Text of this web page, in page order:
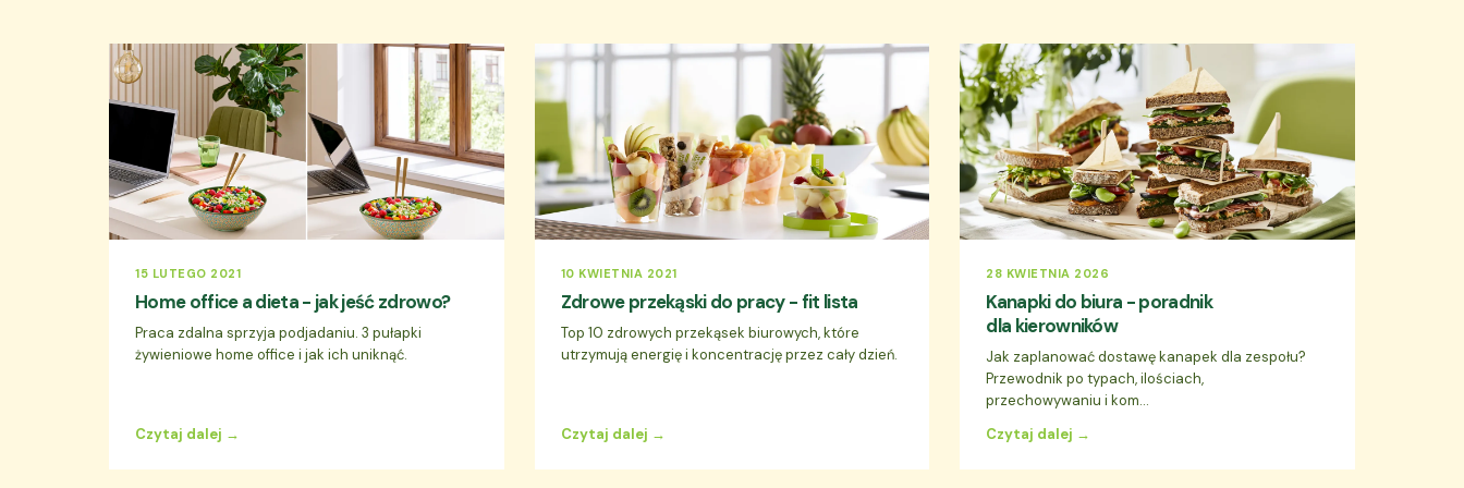
15 LUTEGO 2021
Home office a dieta - jak jeść zdrowo?
Praca zdalna sprzyja podjadaniu. 3 pułapki
żywieniowe home office i jak ich uniknąć.
Czytaj dalej →
10 KWIETNIA 2021
Zdrowe przekąski do pracy - fit lista
Top 10 zdrowych przekąsek biurowych, które
utrzymują energię i koncentrację przez cały dzień.
Czytaj dalej →
28 KWIETNIA 2026
Kanapki do biura - poradnik
dla kierowników
Jak zaplanować dostawę kanapek dla zespołu?
Przewodnik po typach, ilościach,
przechowywaniu i kom...
Czytaj dalej →